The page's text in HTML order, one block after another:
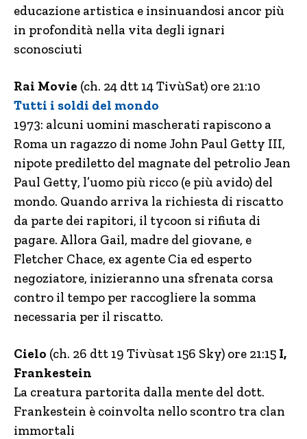
educazione artistica e insinuandosi ancor più
in profondità nella vita degli ignari
sconosciuti
Rai Movie (ch. 24 dtt 14 TivùSat) ore 21:10
Tutti i soldi del mondo
1973: alcuni uomini mascherati rapiscono a
Roma un ragazzo di nome John Paul Getty III,
nipote prediletto del magnate del petrolio Jean
Paul Getty, l’uomo più ricco (e più avido) del
mondo. Quando arriva la richiesta di riscatto
da parte dei rapitori, il tycoon si rifiuta di
pagare. Allora Gail, madre del giovane, e
Fletcher Chace, ex agente Cia ed esperto
negoziatore, inizieranno una sfrenata corsa
contro il tempo per raccogliere la somma
necessaria per il riscatto.
Cielo (ch. 26 dtt 19 Tivùsat 156 Sky) ore 21:15 I,
Frankestein
La creatura partorita dalla mente del dott.
Frankestein è coinvolta nello scontro tra clan
immortali